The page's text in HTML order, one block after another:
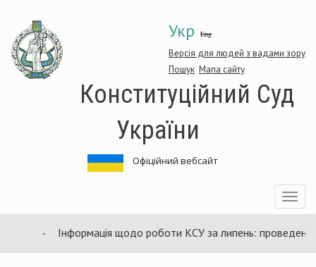
основного
матеріалу
Укр Eng
Версія для людей з вадами зору
Пошук Мапа сайту
Конституційний Суд
України
Офіційний вебсайт
Toggle
Інформація щодо роботи КСУ за липень: проведено